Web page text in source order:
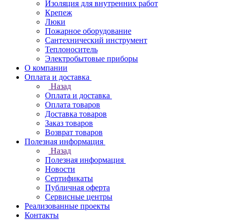
Изоляция для внутренних работ
Крепеж
Люки
Пожарное оборудование
Сантехнический инструмент
Теплоноситель
Электробытовые приборы
О компании
Оплата и доставка
Назад
Оплата и доставка
Оплата товаров
Доставка товаров
Заказ товаров
Возврат товаров
Полезная информация
Назад
Полезная информация
Новости
Сертификаты
Публичная оферта
Сервисные центры
Реализованные проекты
Контакты